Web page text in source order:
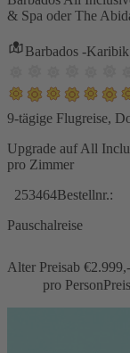
& Spa oder The
Barbados -
9-tägige Flugreise,
Upgrade auf All
pro Zimmer
253464Bestellnr.:
Pauschalreise
Alter Preisab €2.999,-
pro Person